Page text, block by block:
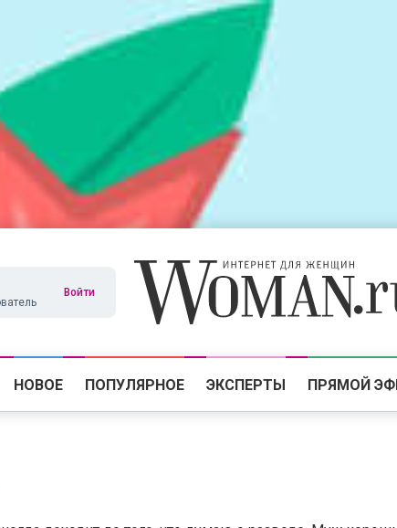
Войти
НОВОЕ ПОПУЛЯРНОЕ ЭКСПЕРТЫ ПРЯМОЙ